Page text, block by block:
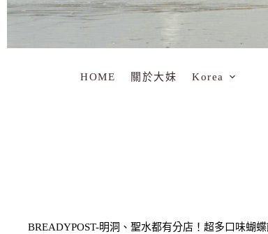
HOME 關於大妹 Korea
BREADYPOST-明洞、聖水都有分店！超多口味蝴